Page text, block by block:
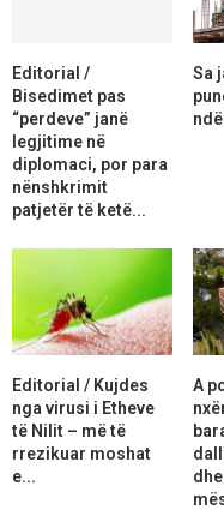
Editorial /
Bisedimet pas
“perdeve” janë
legjitime në
diplomaci, por para
nënshkrimit
patjetër të ketë...
Sa
Editorial / Kujdes
nga virusi i Etheve
të Nilit – më të
rrezikuar moshat
e...
A